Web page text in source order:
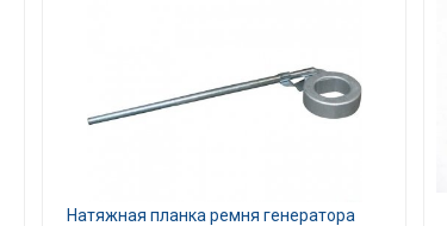
Натяжная планка ремня генератора